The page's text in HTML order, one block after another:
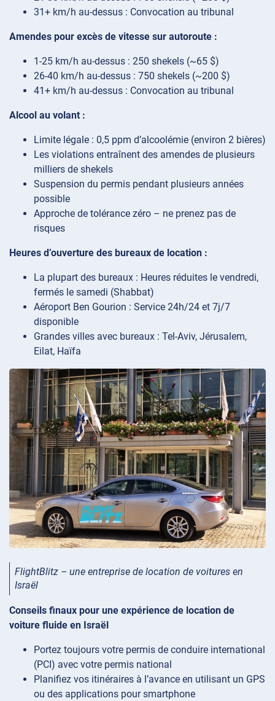
31+ km/h au-dessus : Convocation au tribunal
Amendes pour excès de vitesse sur autoroute :
1-25 km/h au-dessus : 250 shekels (~65 $)
26-40 km/h au-dessus : 750 shekels (~200 $)
41+ km/h au-dessus : Convocation au tribunal
Alcool au volant :
Limite légale : 0,5 ppm d’alcoolémie (environ 2 bières)
Les violations entraînent des amendes de plusieurs
milliers de shekels
Suspension du permis pendant plusieurs années
possible
Approche de tolérance zéro – ne prenez pas de
risques
Heures d’ouverture des bureaux de location :
La plupart des bureaux : Heures réduites le vendredi,
fermés le samedi (Shabbat)
Aéroport Ben Gourion : Service 24h/24 et 7j/7
disponible
Grandes villes avec bureaux : Tel-Aviv, Jérusalem,
Eilat, Haïfa
FlightBlitz – une entreprise de location de voitures en
Israël
Conseils finaux pour une expérience de location de
voiture fluide en Israël
Portez toujours votre permis de conduire international
(PCI) avec votre permis national
Planifiez vos itinéraires à l’avance en utilisant un GPS
ou des applications pour smartphone